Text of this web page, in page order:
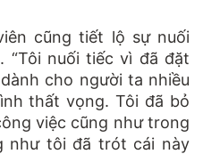
cũng tiết lộ sự nuối
“Tôi nuối tiếc vì đã đặt
cho người ta nhiều
thất vọng. Tôi đã bỏ
việc cũng như trong
như tôi đã trót cái này